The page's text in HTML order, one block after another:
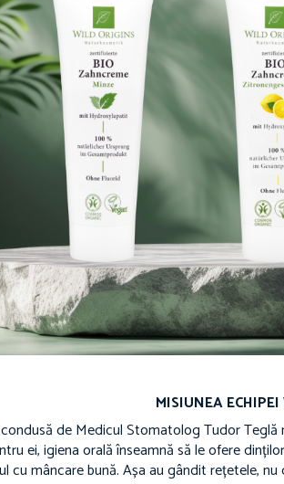
MISIUNEA
de Medicul Stomatolog Tudor
ei, igiena orală înseamnă să le ofere
cu mâncare bună. Așa au gândit rețetele,